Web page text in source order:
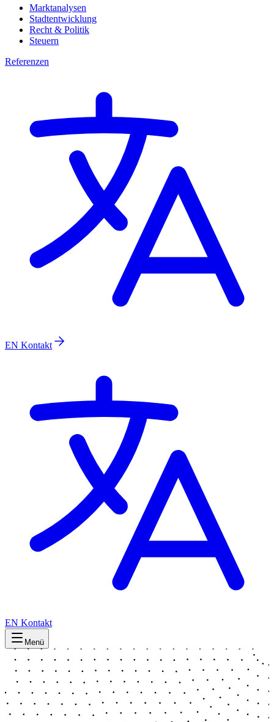
Marktanalysen
Stadtentwicklung
Recht & Politik
Steuern
Referenzen
EN Kontakt
EN Kontakt
Menü